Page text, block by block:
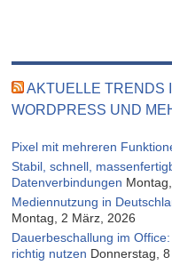
AKTUELLE TRENDS
WORDPRESS UND
Pixel mit mehreren
Stabil, schnell,
Datenverbindungen
Mediennutzung in
Montag, 2 März, 2026
Dauerbeschallung im
richtig nutzen Donnerstag,